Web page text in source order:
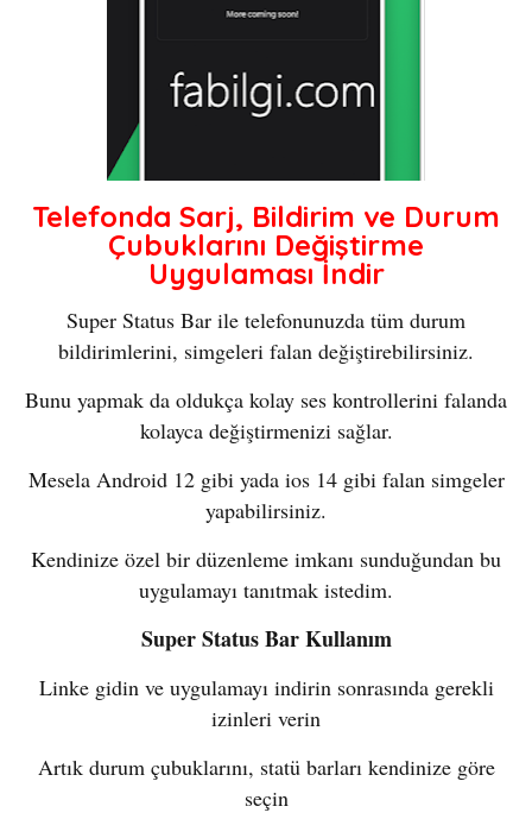
Telefonda Sarj, Bildirim ve Durum
Çubuklarını Değiştirme
Uygulaması İndir
Super Status Bar ile telefonunuzda tüm durum
bildirimlerini, simgeleri falan değiştirebilirsiniz.
Bunu yapmak da oldukça kolay ses kontrollerini falanda
kolayca değiştirmenizi sağlar.
Mesela Android 12 gibi yada ios 14 gibi falan simgeler
yapabilirsiniz.
Kendinize özel bir düzenleme imkanı sunduğundan bu
uygulamayı tanıtmak istedim.
Super Status Bar Kullanım
Linke gidin ve uygulamayı indirin sonrasında gerekli
izinleri verin
Artık durum çubuklarını, statü barları kendinize göre
seçin